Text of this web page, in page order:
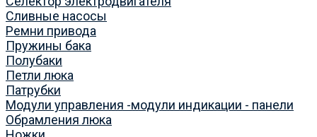
Сливные насосы
Ремни привода
Пружины бака
Полубаки
Петли люка
Патрубки
Модули управления -модули индикации - панели
Обрамления люка